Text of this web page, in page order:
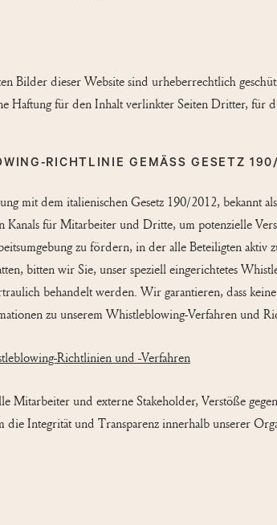
Bilder dieser Website sind urheberrechtlich
Haftung für den Inhalt verlinkter Seiten Dritter, für
RICHTLINIE GEMÄSS GESETZ 190/
mit dem italienischen Gesetz 190/2012, bekannt
Kanals für Mitarbeiter und Dritte, um potenzielle
zu fördern, in der alle Beteiligten
bitten wir Sie, unser speziell eingerichtetes
behandelt werden. Wir garantieren, dass
zu unserem Whistleblowing-Verfahren und
Richtlinien und -Verfahren
Mitarbeiter und externe Stakeholder, Verstöße
die Integrität und Transparenz innerhalb unserer